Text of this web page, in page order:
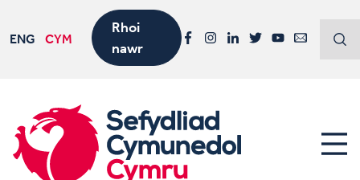
ENG CYM
Rhoi
nawr